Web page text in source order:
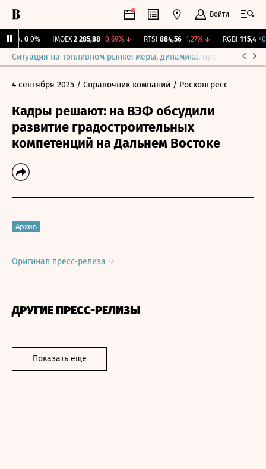
Войти
0 0% IMOEX 2 285,88 -0,69%↓ RTSI 884,56 -1,27%↓ RGBI 115,4
Ситуация на топливном рынке: меры, динамика, прогнозы
4 сентября 2025 / Справочник компаний / Росконгресс
Кадры решают: на ВЭФ обсудили
развитие градостроительных
компетенций на Дальнем Востоке
Архив
Оригинал пресс-релиза
ДРУГИЕ ПРЕСС-РЕЛИЗЫ
Показать еще